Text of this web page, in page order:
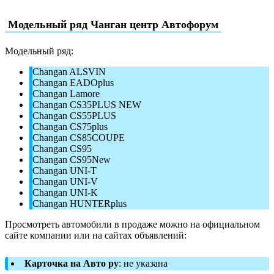
Модельный ряд Чанган центр Автофорум
Модельный ряд:
Changan ALSVIN
Changan EADOplus
Changan Lamore
Changan CS35PLUS NEW
Changan CS55PLUS
Changan CS75plus
Changan CS85COUPE
Changan CS95
Changan CS95New
Changan UNI-T
Changan UNI-V
Changan UNI-K
Changan HUNTERplus
Просмотреть автомобили в продаже можно на официальном
сайте компании или на сайтах объявлений:
Карточка на Авто ру: не указана